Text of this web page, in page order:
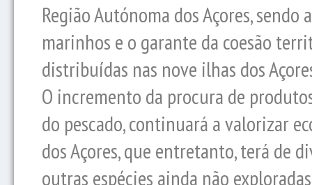
Região Autónoma dos Açores,
marinhos e o garante da coesão
distribuídas nas nove ilhas dos
O incremento da procura de
do pescado, continuará a valorizar
dos Açores, que entretanto, terá de
outras espécies ainda não